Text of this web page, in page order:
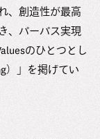
、創造性が最高
、パーパス実現
のひとつとし
）」を掲げてい